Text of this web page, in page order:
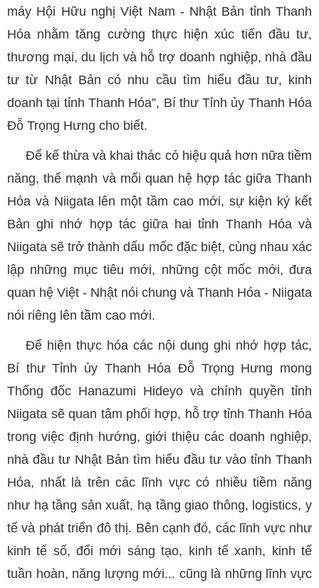
máy Hội Hữu nghị Việt Nam - Nhật Bản tỉnh Thanh
Hóa nhằm tăng cường thực hiện xúc tiến đầu tư,
thương mại, du lịch và hỗ trợ doanh nghiệp, nhà đầu
tư từ Nhật Bản có nhu cầu tìm hiểu đầu tư, kinh
doanh tại tỉnh Thanh Hóa”, Bí thư Tỉnh ủy Thanh Hóa
Đỗ Trọng Hưng cho biết.
Để kế thừa và khai thác có hiệu quả hơn nữa tiềm
năng, thế mạnh và mối quan hệ hợp tác giữa Thanh
Hóa và Niigata lên một tầm cao mới, sự kiện ký kết
Bản ghi nhớ hợp tác giữa hai tỉnh Thanh Hóa và
Niigata sẽ trở thành dấu mốc đặc biệt, cùng nhau xác
lập những mục tiêu mới, những cột mốc mới, đưa
quan hệ Việt - Nhật nói chung và Thanh Hóa - Niigata
nói riêng lên tầm cao mới.
Để hiện thực hóa các nội dung ghi nhớ hợp tác,
Bí thư Tỉnh ủy Thanh Hóa Đỗ Trọng Hưng mong
Thống đốc Hanazumi Hideyo và chính quyền tỉnh
Niigata sẽ quan tâm phối hợp, hỗ trợ tỉnh Thanh Hóa
trong việc định hướng, giới thiệu các doanh nghiệp,
nhà đầu tư Nhật Bản tìm hiểu đầu tư vào tỉnh Thanh
Hóa, nhất là trên các lĩnh vực có nhiều tiềm năng
như hạ tầng sản xuất, hạ tầng giao thông, logistics, y
tế và phát triển đô thị. Bên cạnh đó, các lĩnh vực như
kinh tế số, đổi mới sáng tạo, kinh tế xanh, kinh tế
tuần hoàn, năng lượng mới... cũng là những lĩnh vực